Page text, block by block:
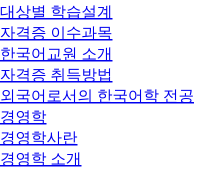
대상별 학습설계
자격증 이수과목
한국어교원 소개
자격증 취득방법
외국어로서의 한국어학 전공
경영학
경영학사란
경영학 소개